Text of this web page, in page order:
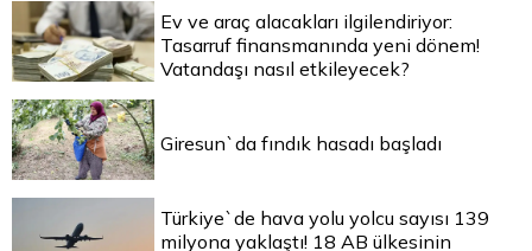
Ev ve araç alacakları ilgilendiriyor:
Tasarruf finansmanında yeni dönem!
Vatandaşı nasıl etkileyecek?
Giresun`da fındık hasadı başladı
Türkiye`de hava yolu yolcu sayısı 139
milyona yaklaştı! 18 AB ülkesinin